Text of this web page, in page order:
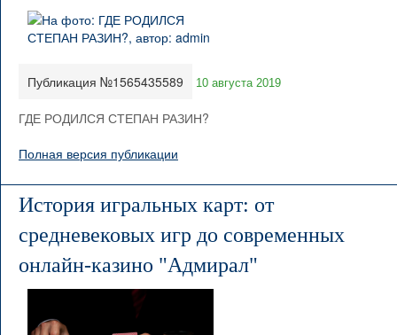
Публикация №1565435589 10 августа 2019
ГДЕ РОДИЛСЯ СТЕПАН РАЗИН?
Полная версия публикации
История игральных карт: от
средневековых игр до современных
онлайн-казино "Адмирал"